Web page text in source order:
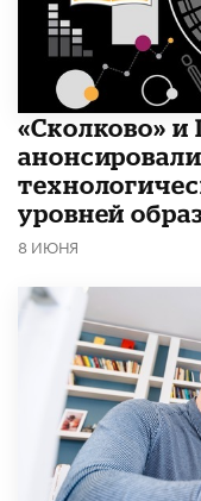
«Сколково»
уровней
8 ИЮНЯ